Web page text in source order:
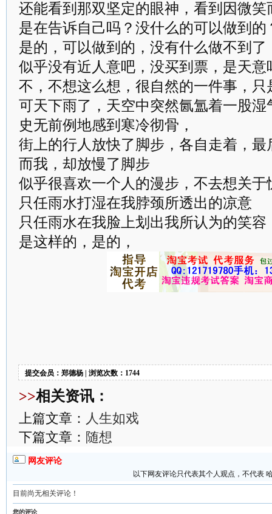
还能看到那双坚定的眼神，看到因微笑
是在告诉自己吗？没什么的可以做到的
是的，可以做到的，没有什么做不到
似乎没有近人意吧，没买到票，是天意
不，不想这么想，很自然的一件事，只
可天下雨了，天空中突然氤氲着一股湿
史无前例地感到寒冷彻骨，
街上的行人放快了脚步，各自走着，最
而我，却放慢了脚步
似乎很喜欢一个人的漫步，不去想关于
只任雨水打湿在我脖颈所透出的凉意
只任雨水在我脸上划出我所认为的笑容
是这样的，是的，
提交会员：郑德杨 | 浏览次数：1744
>>相关资讯：
上篇文章： 人生如戏
下篇文章： 随想
网友评论
以下网友评论只代表其个人观点，不代表
目前尚无相关评论！
您的评论